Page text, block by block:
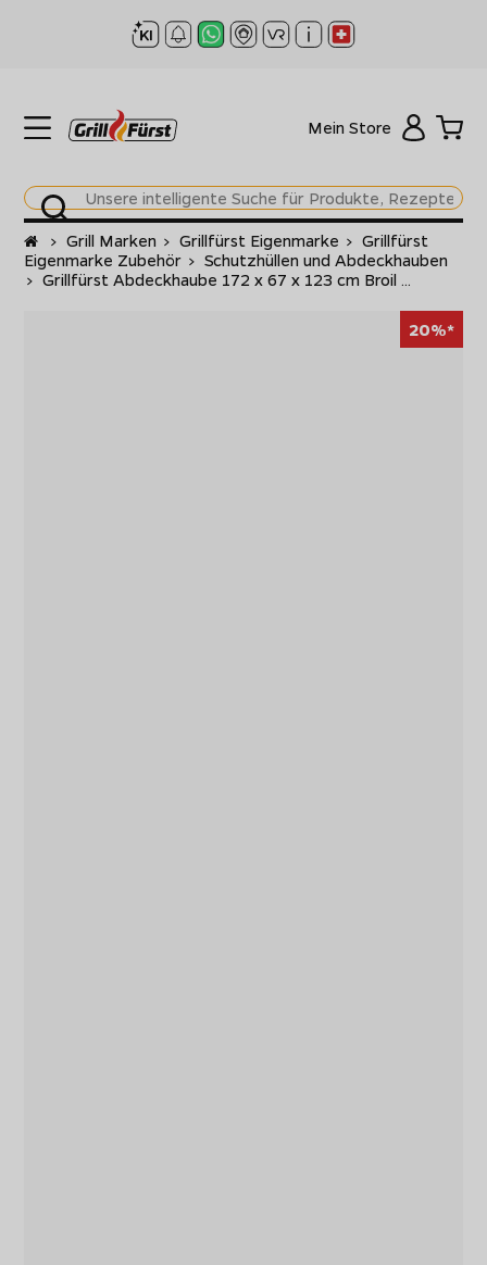
Mein Store
Startseite
> Grill Marken > Grillfürst Eigenmarke > Grillfürst
Eigenmarke Zubehör > Schutzhüllen und Abdeckhauben
> Grillfürst Abdeckhaube 172 x 67 x 123 cm Broil ...
20%*